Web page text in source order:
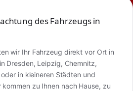
des Fahrzeugs in
wir Ihr Fahrzeug direkt vor Ort in
Dresden, Leipzig, Chemnitz,
in kleineren Städten und
kommen zu Ihnen nach Hause, zu